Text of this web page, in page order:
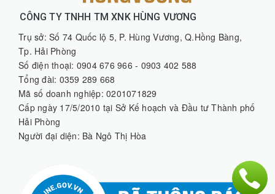
CÔNG TY TNHH TM XNK HÙNG VƯƠNG
Trụ sở: Số 74 Quốc lộ 5, P. Hùng Vương, Q.Hồng Bàng,
Tp. Hải Phòng
Số điện thoại: 0904 676 966 - 0903 402 588
Tổng đài: 0359 289 668
Mã số doanh nghiệp: 0201071829
Cấp ngày 17/5/2010 tại Sở Kế hoạch và Đầu tư Thành phố
Hải Phòng
Người đại diện: Bà Ngô Thị Hòa